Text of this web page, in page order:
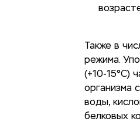
Также в
режима.
(+10-15°C)
организма
воды,
белковых